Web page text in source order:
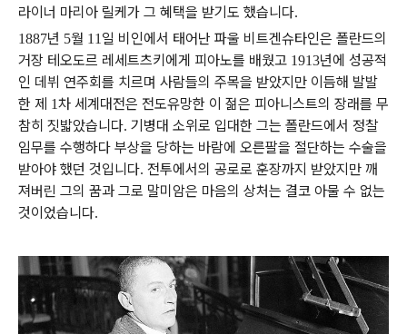
라이너 마리아 릴케가 그 혜택을 받기도 했습니다.
1887년 5월 11 일 비인에서 태어난 파울 비트겐슈타인은 폴란드의
거장 테오도르 레세트츠키에게 피아노를 배웠고 1913년에 성공적
인 데뷔 연주회를 치르며 사람들의 주목을 받았지만 이듬해 발발
한 제 1차 세계대전은 전도유망한 이 젊은 피아니스트의 장래를 무
참히 짓밟았습니다. 기병대 소위로 입대한 그는 폴란드에서 정찰
임무를 수행하다 부상을 당하는 바람에 오른팔을 절단하는 수술을
받아야 했던 것입니다. 전투에서의 공로로 훈장까지 받았지만 깨
져버린 그의 꿈과 그로 말미암은 마음의 상처는 결코 아물 수 없는
것이었습니다.